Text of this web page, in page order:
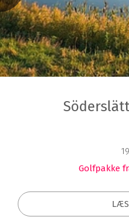
Golfpakke